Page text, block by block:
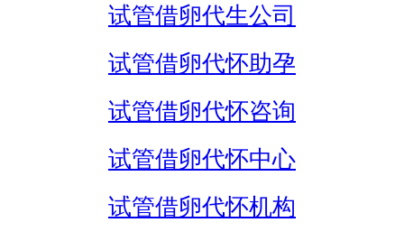
试管借卵代生公司
试管借卵代怀助孕
试管借卵代怀咨询
试管借卵代怀中心
试管借卵代怀机构